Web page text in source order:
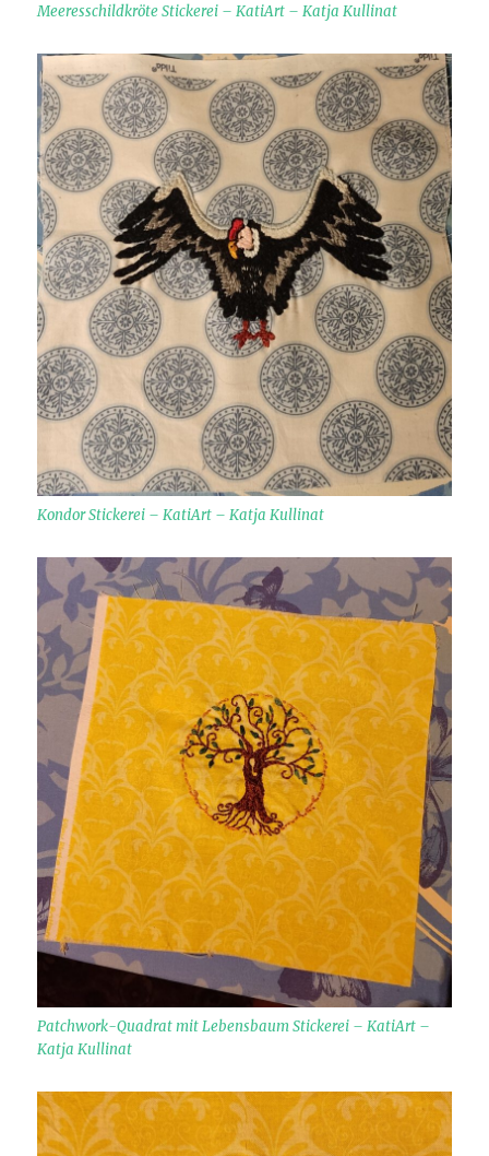
Meeresschildkröte Stickerei – KatiArt – Katja Kullinat
Kondor Stickerei – KatiArt – Katja Kullinat
Patchwork-Quadrat mit Lebensbaum Stickerei – KatiArt –
Katja Kullinat